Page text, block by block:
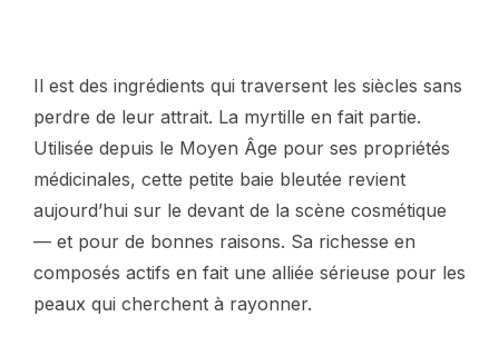
Il est des ingrédients qui traversent les siècles sans
perdre de leur attrait. La myrtille en fait partie.
Utilisée depuis le Moyen Âge pour ses propriétés
médicinales, cette petite baie bleutée revient
aujourd’hui sur le devant de la scène cosmétique
— et pour de bonnes raisons. Sa richesse en
composés actifs en fait une alliée sérieuse pour les
peaux qui cherchent à rayonner.